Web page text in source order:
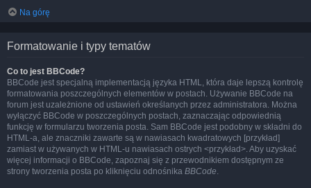
Na górę
Formatowanie i typy tematów
Co to jest BBCode?
BBCode jest specjalną implementacją języka HTML, która daje lepszą kontrolę
formatowania poszczególnych elementów w postach. Używanie BBCode na
forum jest uzależnione od ustawień określanych przez administratora. Można
wyłączyć BBCode w poszczególnych postach, zaznaczając odpowiednią
funkcję w formularzu tworzenia posta. Sam BBCode jest podobny w składni do
HTML-a, ale znaczniki zawarte są w nawiasach kwadratowych [przykład]
zamiast w używanych w HTML-u nawiasach ostrych <przykład>. Aby uzyskać
więcej informacji o BBCode, zapoznaj się z przewodnikiem dostępnym ze
strony tworzenia posta po kliknięciu odnośnika BBCode.